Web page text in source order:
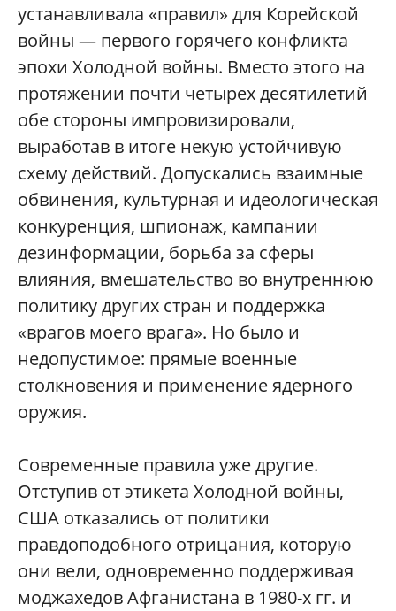
устанавливала «правил» для Корейской
войны — первого горячего конфликта
эпохи Холодной войны. Вместо этого на
протяжении почти четырех десятилетий
обе стороны импровизировали,
выработав в итоге некую устойчивую
схему действий. Допускались взаимные
обвинения, культурная и идеологическая
конкуренция, шпионаж, кампании
дезинформации, борьба за сферы
влияния, вмешательство во внутреннюю
политику других стран и поддержка
«врагов моего врага». Но было и
недопустимое: прямые военные
столкновения и применение ядерного
оружия.
Современные правила уже другие.
Отступив от этикета Холодной войны,
США отказались от политики
правдоподобного отрицания, которую
они вели, одновременно поддерживая
моджахедов Афганистана в 1980-х гг. и